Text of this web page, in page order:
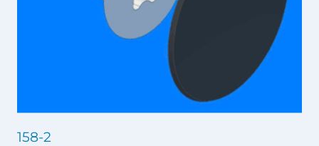
158-2